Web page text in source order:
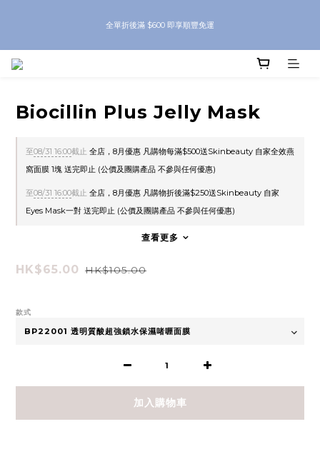
全單折後滿 $600 即享順豐免運
8月優惠 凡購物折後滿$250送Skinbeauty 自家Eyes Mask一對 每滿$500送
Biocillin Plus Jelly Mask
至08/31 16:00截止 全店，8月優惠 凡購物每滿$500送Skinbeauty 自家全效燕
窩面膜 1塊 送完即止 (公價及團購產品 不參與任何優惠)
至08/31 16:00截止 全店，8月優惠 凡購物折後滿$250送Skinbeauty 自家
Eyes Mask一對 送完即止 (公價及團購產品 不參與任何優惠)
查看更多
HK$65.00 HK$105.00
款式
加入購物車